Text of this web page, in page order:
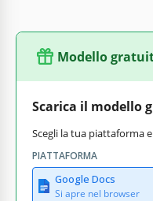
Modello
Scarica il modello
Scegli la tua piattaforma
PIATTAFORMA
Google Docs
Si apre nel browser